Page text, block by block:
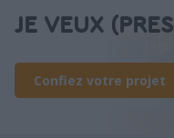
JE VEUX
Confiez votre projet